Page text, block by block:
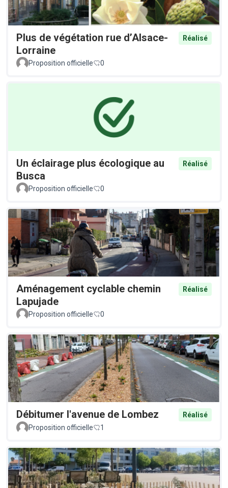
Plus de végétation rue d’Alsace-
Lorraine
Réalisé
Proposition officielle 0
Un éclairage plus écologique au
Busca
Réalisé
Proposition officielle 0
Aménagement cyclable chemin
Lapujade
Réalisé
Proposition officielle 0
Débitumer l'avenue de Lombez
Réalisé
Proposition officielle
1